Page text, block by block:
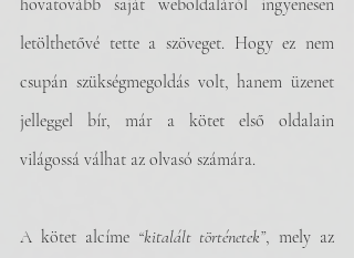
hovatovább saját weboldaláról ingyenesen
letölthetővé tette a szöveget. Hogy ez nem
csupán szükségmegoldás volt, hanem üzenet
jelleggel bír, már a kötet első oldalain
világossá válhat az olvasó számára.
A kötet alcíme “kitalált történetek”, mely az